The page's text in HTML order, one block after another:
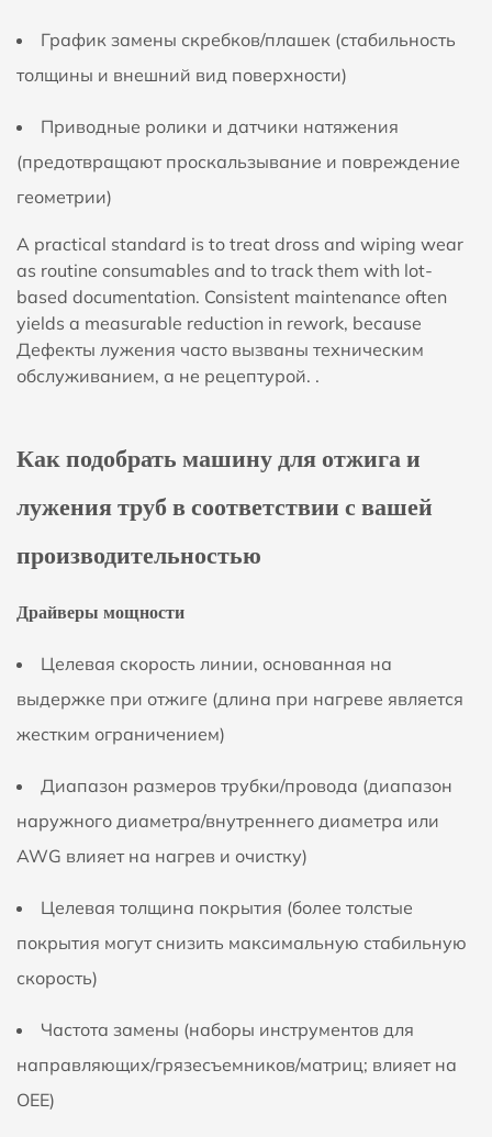
График замены скребков/плашек (стабильность
толщины и внешний вид поверхности)
Приводные ролики и датчики натяжения
(предотвращают проскальзывание и повреждение
геометрии)
А practical standard is to treat dross and wiping wear
as routine consumables and to track them with lot-
based documentation. Consistent maintenance often
yields a measurable reduction in rework, because
Дефекты лужения часто вызваны техническим
обслуживанием, а не рецептурой. .
Как подобрать машину для отжига и
лужения труб в соответствии с вашей
производительностью
Драйверы мощности
Целевая скорость линии, основанная на
выдержке при отжиге (длина при нагреве является
жестким ограничением)
Диапазон размеров трубки/провода (диапазон
наружного диаметра/внутреннего диаметра или
AWG влияет на нагрев и очистку)
Целевая толщина покрытия (более толстые
покрытия могут снизить максимальную стабильную
скорость)
Частота замены (наборы инструментов для
направляющих/грязесъемников/матриц; влияет на
OEE)